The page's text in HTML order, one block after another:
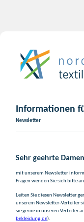
Informationen
Newsletter
Sehr geehrte
mit unserem Newsletter
Fragen wenden Sie sich bitte
Leiten Sie diesen Newsletter
unserem Newsletter-Verteiler
sie gerne in unseren Verteiler
bekleidung.de).